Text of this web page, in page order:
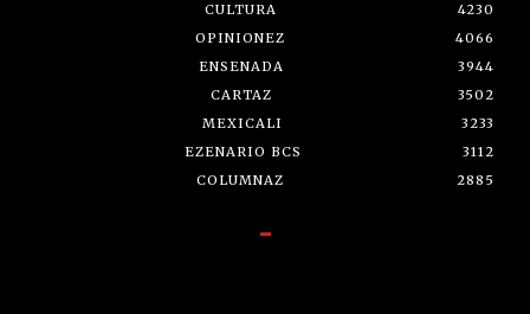
CULTURA
4230
OPINIONEZ
4066
ENSENADA
3944
CARTAZ
3502
MEXICALI
3233
EZENARIO BCS
3112
COLUMNAZ
2885
-